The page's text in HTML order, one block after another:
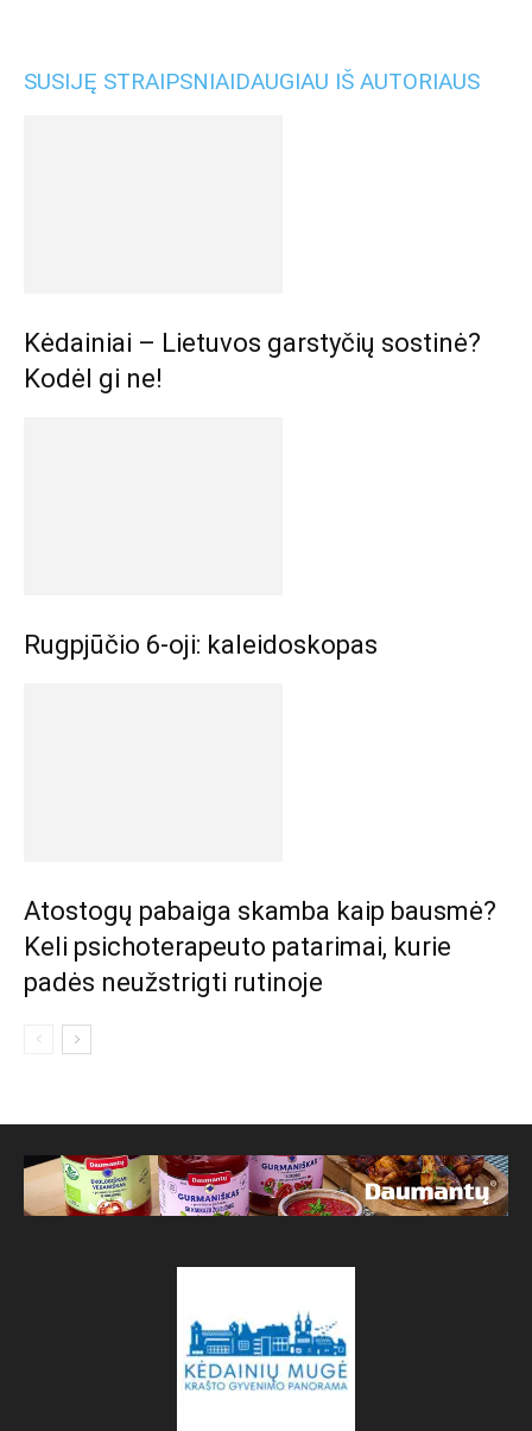
SUSIJĘ STRAIPSNIAIDAUGIAU IŠ AUTORIAUS
Kėdainiai – Lietuvos garstyčių sostinė?
Kodėl gi ne!
Rugpjūčio 6-oji: kaleidoskopas
Atostogų pabaiga skamba kaip bausmė?
Keli psichoterapeuto patarimai, kurie
padės neužstrigti rutinoje